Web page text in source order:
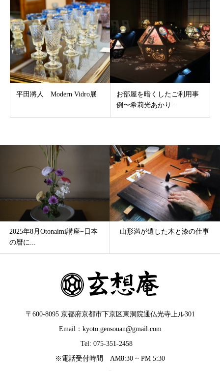
平田將人 Modern Vidro展
お部屋を暗くしたご利用事
例〜希莉光あかり...
2025年8月Otonaimi講座−日本
の暦に...
山形満が遺した木と漆の仕事
〒600-8095 京都府京都市下京区東洞院通仏光寺上ル301
Email：kyoto.gensouan@gmail.com
Tel: 075-351-2458
※電話受付時間 AM8:30 ~ PM 5:30